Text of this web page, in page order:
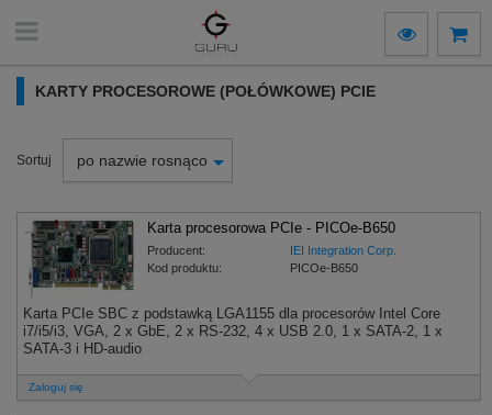
KARTY PROCESOROWE (POŁÓWKOWE) PCIE
Sortuj po nazwie rosnąco
Karta procesorowa PCIe - PICOe-B650
Producent:
IEI Integration Corp.
Kod produktu:
PICOe-B650
Karta PCIe SBC z podstawką LGA1155 dla procesorów Intel Core
i7/i5/i3, VGA, 2 x GbE, 2 x RS-232, 4 x USB 2.0, 1 x SATA-2, 1 x
SATA-3 i HD-audio
Zaloguj się